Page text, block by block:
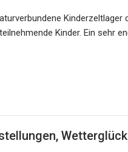
Kinderzeltlager
Kinder. Ein sehr